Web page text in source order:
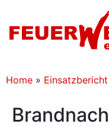
Home » Einsatzbericht